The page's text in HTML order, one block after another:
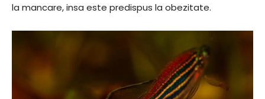
la mancare, insa este predispus la obezitate.